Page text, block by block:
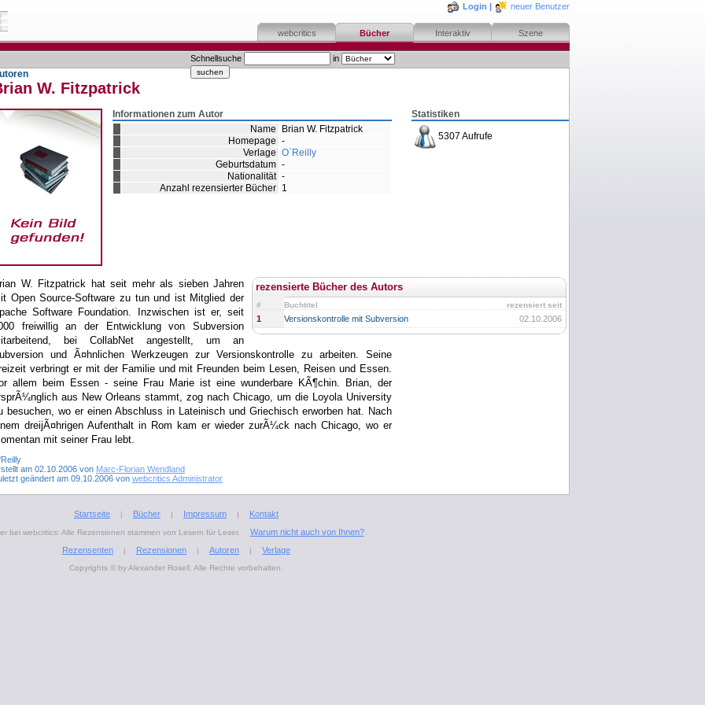
Login | neuer Benutzer
webcritics Bücher Interaktiv Szene
Schnellsuche in
W. Fitzpatrick
Statistiken
5307 Aufrufe
Informationen zum Autor
Name
Brian W. Fitzpatrick
Homepage -
Verlage O`Reilly
Geburtsdatum -
Nationalität -
Anzahl rezensierter Bücher 1
rezensierte Bücher des Autors
# rezensiert seit
Buchtitel
1 02.10.2006
Versionskontrolle mit Subversion
W. Fitzpatrick hat seit mehr als sieben Jahren
Open Source-Software zu tun und ist Mitglied der
Software Foundation. Inzwischen ist er, seit
freiwillig an der Entwicklung von Subversion
bei CollabNet angestellt, um an
und Ã¤hnlichen Werkzeugen zur Versionskontrolle zu arbeiten. Seine
verbringt er mit der Familie und mit Freunden beim Lesen, Reisen und Essen.
allem beim Essen - seine Frau Marie ist eine wunderbare KÃ¶chin. Brian, der
aus New Orleans stammt, zog nach Chicago, um die Loyola University
besuchen, wo er einen Abschluss in Lateinisch und Griechisch erworben hat. Nach
dreijÃ¤hrigen Aufenthalt in Rom kam er wieder zurÃ¼ck nach Chicago, wo er
mit seiner Frau lebt.
am 02.10.2006 von Marc-Florian Wendland
geändert am 09.10.2006 von webcritics Administrator
Startseite | Bücher | Impressum | Kontakt
bei webcritics: Alle Rezensionen stammen von Lesern für Leser.
Warum nicht auch von Ihnen?
Rezensenten
| Rezensionen | Autoren | Verlage
Copyrights © by Alexander Rosell. Alle Rechte vorbehalten.